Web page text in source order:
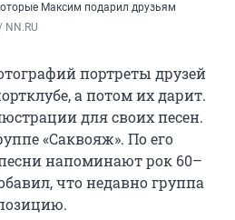
Максим подарил друзьям
NN.RU
портреты друзей
а потом их дарит.
для своих песен.
«Саквояж». По его
напоминают рок 60–
что недавно группа